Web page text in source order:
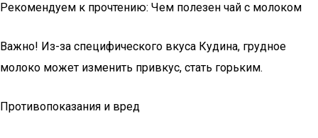
Рекомендуем к прочтению: Чем полезен чай с молоком
Важно! Из-за специфического вкуса Кудина, грудное
молоко может изменить привкус, стать горьким.
Противопоказания и вред